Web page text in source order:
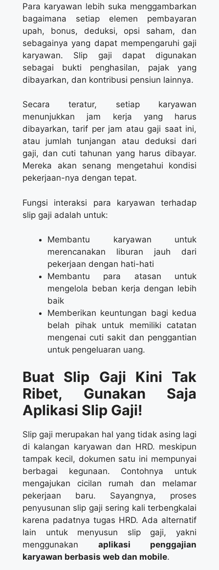
Para karyawan lebih suka menggambarkan
bagaimana setiap elemen pembayaran
upah, bonus, deduksi, opsi saham, dan
sebagainya yang dapat mempengaruhi gaji
karyawan. Slip gaji dapat digunakan
sebagai bukti penghasilan, pajak yang
dibayarkan, dan kontribusi pensiun lainnya.
Secara teratur, setiap karyawan
menunjukkan jam kerja yang harus
dibayarkan, tarif per jam atau gaji saat ini,
atau jumlah tunjangan atau deduksi dari
gaji, dan cuti tahunan yang harus dibayar.
Mereka akan senang mengetahui kondisi
pekerjaan-nya dengan tepat.
Fungsi interaksi para karyawan terhadap
slip gaji adalah untuk:
Membantu karyawan untuk
merencanakan liburan jauh dari
pekerjaan dengan hati-hati
Membantu para atasan untuk
mengelola beban kerja dengan lebih
baik
Memberikan keuntungan bagi kedua
belah pihak untuk memiliki catatan
mengenai cuti sakit dan penggantian
untuk pengeluaran uang.
Buat Slip Gaji Kini Tak
Ribet, Gunakan Saja
Aplikasi Slip Gaji!
Slip gaji merupakan hal yang tidak asing lagi
di kalangan karyawan dan HRD. meskipun
tampak kecil, dokumen satu ini mempunyai
berbagai kegunaan. Contohnya untuk
mengajukan cicilan rumah dan melamar
pekerjaan baru. Sayangnya, proses
penyusunan slip gaji sering kali terbengkalai
karena padatnya tugas HRD. Ada alternatif
lain untuk menyusun slip gaji, yakni
menggunakan aplikasi penggajian
karyawan berbasis web dan mobile.